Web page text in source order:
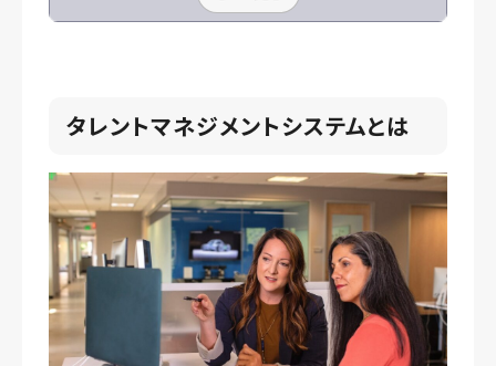
タレントマネジメントシステムとは